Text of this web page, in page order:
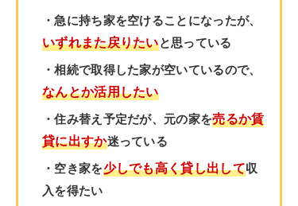
・急に持ち家を空けることになったが、
いずれまた戻りたいと思っている
・相続で取得した家が空いているので、
なんとか活用したい
・住み替え予定だが、元の家を売るか賃
貸に出すか迷っている
・空き家を少しでも高く貸し出して収
入を得たい